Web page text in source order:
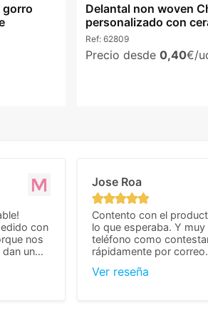
gorro
Delantal non woven
personalizado con
Ref: 62809
Precio desde 0,40€/
con
nos
un
Jose Roa
Contento con el
lo que esperaba. Y
teléfono como
rápidamente por correo.
Ver reseña